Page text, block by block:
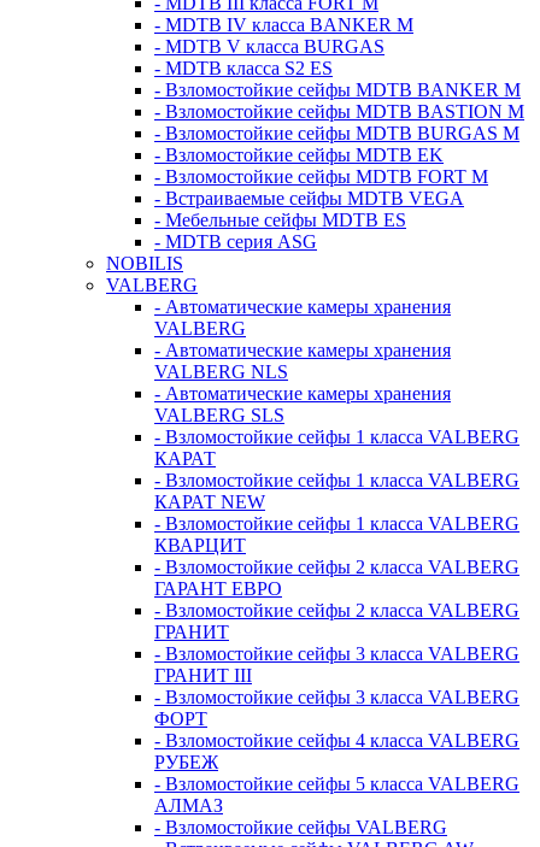
- MDTB IV класса BANKER M
- MDTB V класса BURGAS
- MDTB класса S2 ES
- Взломостойкие сейфы MDTB BANKER M
- Взломостойкие сейфы MDTB BASTION M
- Взломостойкие сейфы MDTB BURGAS M
- Взломостойкие сейфы MDTB EK
- Взломостойкие сейфы MDTB FORT M
- Встраиваемые сейфы MDTB VEGA
- Мебельные сейфы MDTB ES
- MDTB серия ASG
NOBILIS
VALBERG
- Автоматические камеры хранения
VALBERG
- Автоматические камеры хранения
VALBERG NLS
- Автоматические камеры хранения
VALBERG SLS
- Взломостойкие сейфы 1 класса VALBERG
КАРАТ
- Взломостойкие сейфы 1 класса VALBERG
КАРАТ NEW
- Взломостойкие сейфы 1 класса VALBERG
КВАРЦИТ
- Взломостойкие сейфы 2 класса VALBERG
ГАРАНТ ЕВРО
- Взломостойкие сейфы 2 класса VALBERG
ГРАНИТ
- Взломостойкие сейфы 3 класса VALBERG
ГРАНИТ III
- Взломостойкие сейфы 3 класса VALBERG
ФОРТ
- Взломостойкие сейфы 4 класса VALBERG
РУБЕЖ
- Взломостойкие сейфы 5 класса VALBERG
АЛМАЗ
- Взломостойкие сейфы VALBERG